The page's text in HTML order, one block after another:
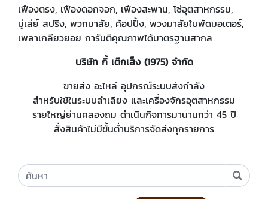
เฟืองตรง, เฟืองดอกจอก, เฟืองสะพาน, โซ่อุตสาหกรรม,
มู่เล่ย์ สปริง, พวกมาลัย, ค้อปปิ้ง, พวงมาลัยใบพัดมอเตอร์,
เพลาเกลียวยอย การันตีคุณภาพได้มาตรฐานสากล
บริษัท กี้ เต๊กเส็ง (1975) จำกัด
ขายส่ง อะไหล่ อุปกรณ์ระบบส่งกำลัง
สำหรับใช้ในระบบลำเลียง และเครื่องจักรอุตสาหกรรม
รายใหญ่ย่านคลองถม ดำเนินกิจการมานานกว่า 45 ปี
สั่งสินค้าไม่มีขั้นต่ำบริการจัดส่งทุกรายการ